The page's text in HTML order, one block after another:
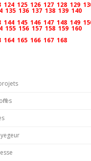
124 125 126 127 128 129
135 136 137 138 139 140
144 145 146 147 148 149
155 156 157 158 159 160
164 165 166 167 168